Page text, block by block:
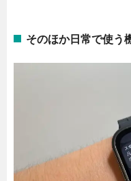
そのほか日常で使う